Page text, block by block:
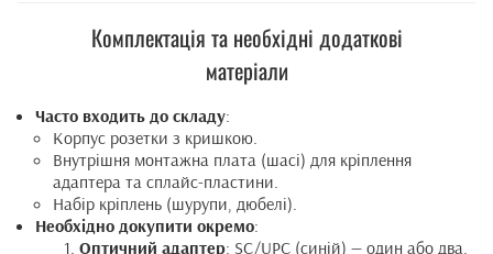
Комплектація та необхідні додаткові
матеріали
Часто входить до складу:
Корпус розетки з кришкою.
Внутрішня монтажна плата (шасі) для кріплення
адаптера та сплайс-пластини.
Набір кріплень (шурупи, дюбелі).
Необхідно докупити окремо:
Оптичний адаптер: SC/UPC (синій) — один або два.